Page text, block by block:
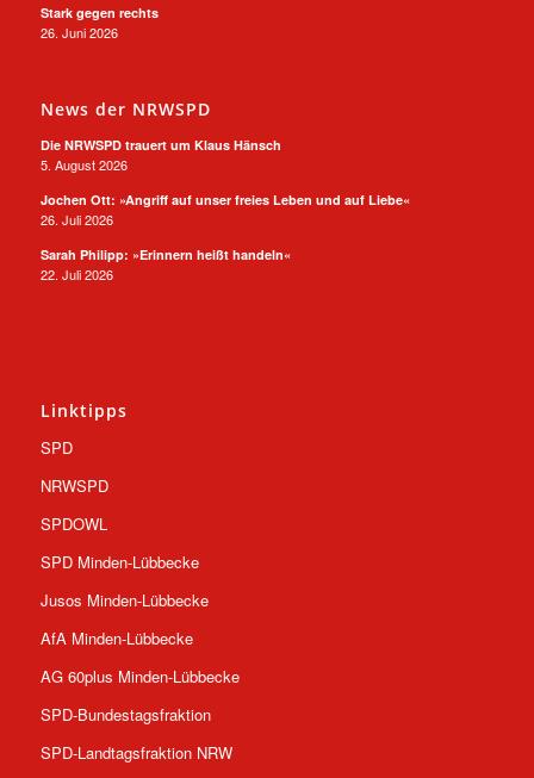
Stark gegen rechts
26. Juni 2026
News der NRWSPD
Die NRWSPD trauert um Klaus Hänsch
5. August 2026
Jochen Ott: »Angriff auf unser freies Leben und auf Liebe«
26. Juli 2026
Sarah Philipp: »Erinnern heißt handeln«
22. Juli 2026
Linktipps
SPD
NRWSPD
SPDOWL
SPD Minden-Lübbecke
Jusos Minden-Lübbecke
AfA Minden-Lübbecke
AG 60plus Minden-Lübbecke
SPD-Bundestagsfraktion
SPD-Landtagsfraktion NRW